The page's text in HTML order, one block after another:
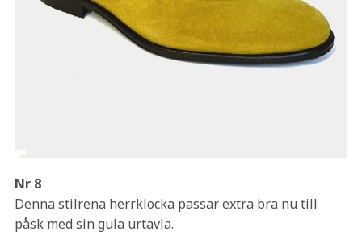
Nr 8
Denna stilrena herrklocka passar extra bra nu till
påsk med sin gula urtavla.